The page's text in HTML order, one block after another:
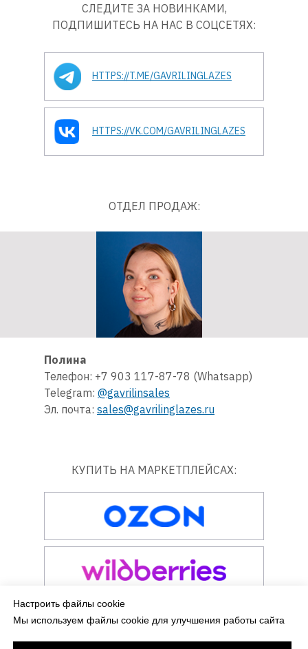
СЛЕДИТЕ ЗА НОВИНКАМИ,
ПОДПИШИТЕСЬ НА НАС В СОЦСЕТЯХ:
ОТДЕЛ ПРОДАЖ:
КУПИТЬ НА МАРКЕТПЛЕЙСАХ:
HTTPS://T.ME/GAVRILINGLAZES
HTTPS://VK.COM/GAVRILINGLAZES
Полина
Телефон: +7 903 117-87-78 (Whatsapp)
Telegram: @gavrilinsales
Эл. почта: sales@gavrilinglazes.ru
Настроить файлы cookie
Мы используем файлы cookie для улучшения работы сайта